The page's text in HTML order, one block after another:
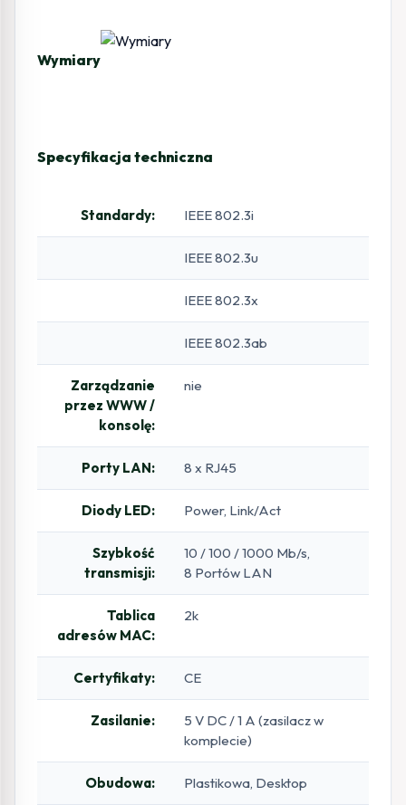
Wymiary
Specyfikacja techniczna
Standardy: IEEE 802.3i
IEEE 802.3u
IEEE 802.3x
IEEE 802.3ab
Zarządzanie
przez WWW /
konsolę:
nie
Porty LAN: 8 x RJ45
Diody LED: Power, Link/Act
Szybkość
transmisji:
10 / 100 / 1000 Mb/s,
8 Portów LAN
Tablica
adresów MAC:
2k
Certyfikaty: CE
Zasilanie:
5 V DC / 1 A (zasilacz w
komplecie)
Obudowa: Plastikowa, Desktop